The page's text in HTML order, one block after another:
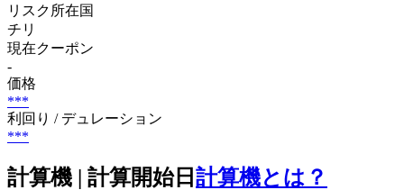
リスク所在国
チリ
現在クーポン
-
価格
***
利回り / デュレーション
***
計算機 | 計算開始日 計算機とは？